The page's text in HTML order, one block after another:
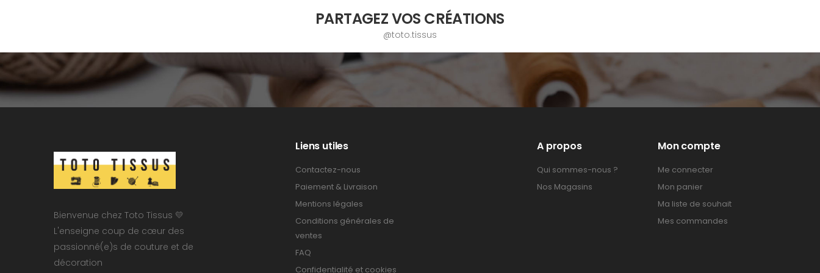
PARTAGEZ VOS CRÉATIONS
@toto.tissus
Bienvenue chez Toto Tissus 💛
L'enseigne coup de cœur des
passionné(e)s de couture et de
décoration
Liens utiles
Contactez-nous
Paiement & Livraison
Mentions légales
Conditions générales de
ventes
FAQ
Confidentialité et cookies
A propos
Qui sommes-nous ?
Nos Magasins
Mon compte
Me connecter
Mon panier
Ma liste de souhait
Mes commandes